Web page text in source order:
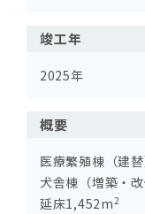
竣工年
2025年
概要
医療繁殖棟（建
犬舎棟（増築・
延床1,452m2